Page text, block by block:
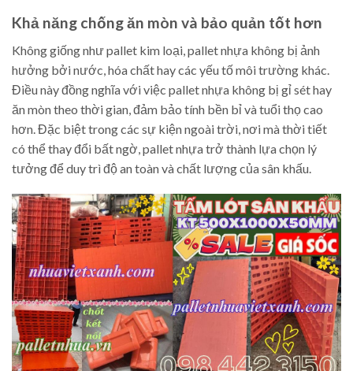
Khả năng chống ăn mòn và bảo quản tốt hơn
Không giống như pallet kim loại, pallet nhựa không bị ảnh
hưởng bởi nước, hóa chất hay các yếu tố môi trường khác.
Điều này đồng nghĩa với việc pallet nhựa không bị gỉ sét hay
ăn mòn theo thời gian, đảm bảo tính bền bỉ và tuổi thọ cao
hơn. Đặc biệt trong các sự kiện ngoài trời, nơi mà thời tiết
có thể thay đổi bất ngờ, pallet nhựa trở thành lựa chọn lý
tưởng để duy trì độ an toàn và chất lượng của sân khấu.